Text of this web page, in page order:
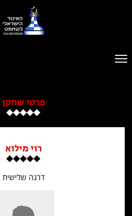
פרטי שחקן
רוי מילוא
דרגה שלישית